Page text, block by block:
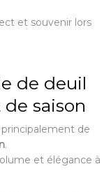
et souvenir lors
de deuil
saison
de
.
et élégance à